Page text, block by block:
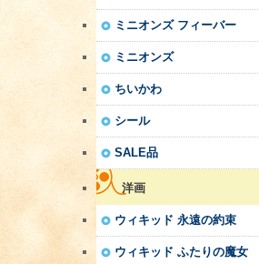
ミニオンズ フィーバー
ミニオンズ
ちいかわ
シール
SALE品
洋画
ウィキッド 永遠の約束
ウィキッド ふたりの魔女